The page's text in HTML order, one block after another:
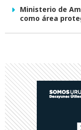
Ministerio de
como área